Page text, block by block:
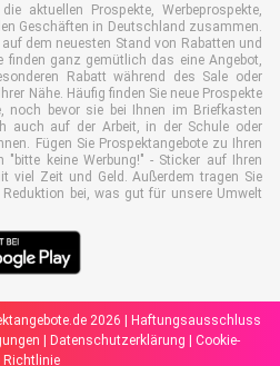
aktuellen Prospekte, Werbeprospekte,
Geschäften in Deutschland zusammen.
dem neuesten Stand von Rabatten und
finden ganz gemütlich das eine Angebot,
Rabatt während des Sale oder
Nähe. Häufig finden Sie neue Prospekte
noch bevor sie bei Ihnen im Briefkasten
auch auf der Arbeit, in der Schule oder
Fügen Sie Prospektangebote zu Ihren
"bitte keine Werbung!" - Sticker auf Ihren
viel Zeit und Geld. Außerdem tragen Sie
bei, was gut für unsere Umwelt
2026 |
Haftungsausschluss
Datenschutzerklärung
Cookie-
Richtlinie